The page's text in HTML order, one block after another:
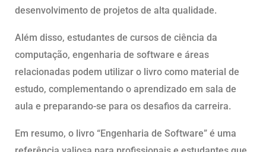
desenvolvimento de projetos de alta qualidade.
Além disso, estudantes de cursos de ciência da
computação, engenharia de software e áreas
relacionadas podem utilizar o livro como material de
estudo, complementando o aprendizado em sala de
aula e preparando-se para os desafios da carreira.
Em resumo, o livro “Engenharia de Software” é uma